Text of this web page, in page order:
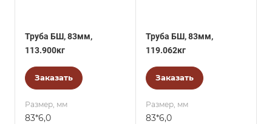
Труба БШ, 83мм,
113.900кг
Заказать
Размер, мм
83*6,0
Труба БШ, 83мм,
119.062кг
Заказать
Размер, мм
83*6,0